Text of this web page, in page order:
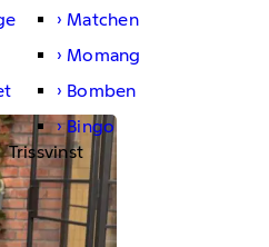
Matchen
Momang
Bomben
Bingo
Trissvinst